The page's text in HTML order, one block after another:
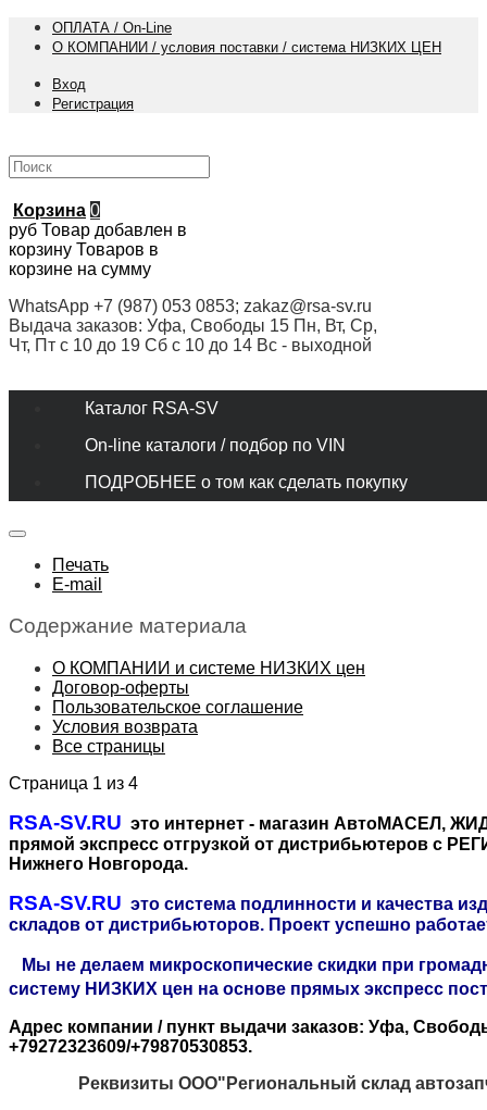
ОПЛАТА / On-Line
О КОМПАНИИ / условия поставки / система НИЗКИХ ЦЕН
Вход
Регистрация
Корзина 0
руб Товар добавлен в
корзину Товаров в
корзине на сумму
WhatsApp +7 (987) 053 0853; zakaz@rsa-sv.ru
Выдача заказов: Уфа, Свободы 15 Пн, Вт, Ср,
Чт, Пт с 10 до 19 Сб с 10 до 14 Вс - выходной
Каталог RSA-SV
On-line каталоги / подбор по VIN
ПОДРОБНЕЕ о том как сделать покупку
Печать
E-mail
Содержание материала
О КОМПАНИИ и системе НИЗКИХ цен
Договор-оферты
Пользовательское соглашение
Условия возврата
Все страницы
Страница 1 из 4
RSA-SV.RU это интернет - магазин АвтоМАСЕЛ,
прямой экспресс отгрузкой от дистрибьютеров
Нижнего Новгорода.
RSA-SV.RU это система подлинности и качества
складов от дистрибьюторов. Проект успешно
Мы не делаем микроскопические скидки при
систему НИЗКИХ цен на основе прямых экспресс
Адрес компании / пункт выдачи заказов: Уфа,
+79272323609/+79870530853.
Реквизиты ООО"Региональный склад